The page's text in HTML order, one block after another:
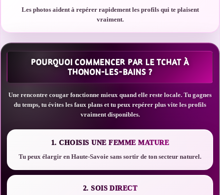
Les photos aident à repérer rapidement les profils qui te plaisent
vraiment.
POURQUOI COMMENCER PAR LE TCHAT À
THONON-LES-BAINS ?
Une rencontre cougar fonctionne mieux quand elle reste locale. Tu gagnes
du temps, tu évites les faux plans et tu peux repérer plus vite les profils
vraiment disponibles.
1. CHOISIS UNE FEMME MATURE
Tu peux élargir en Haute-Savoie sans sortir de ton secteur naturel.
2. SOIS DIRECT